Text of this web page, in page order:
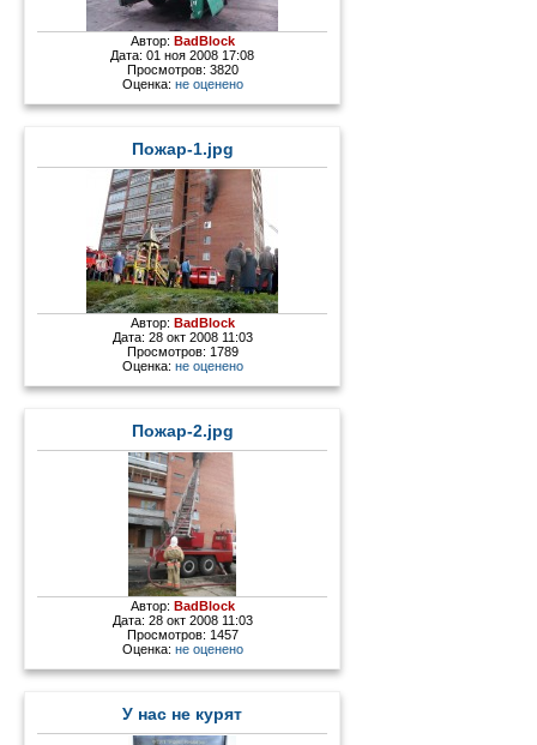
Автор: BadBlock
Дата: 01 ноя 2008 17:08
Просмотров: 3820
Оценка: не оценено
Пожар-1.jpg
Автор: BadBlock
Дата: 28 окт 2008 11:03
Просмотров: 1789
Оценка: не оценено
Пожар-2.jpg
Автор: BadBlock
Дата: 28 окт 2008 11:03
Просмотров: 1457
Оценка: не оценено
У нас не курят